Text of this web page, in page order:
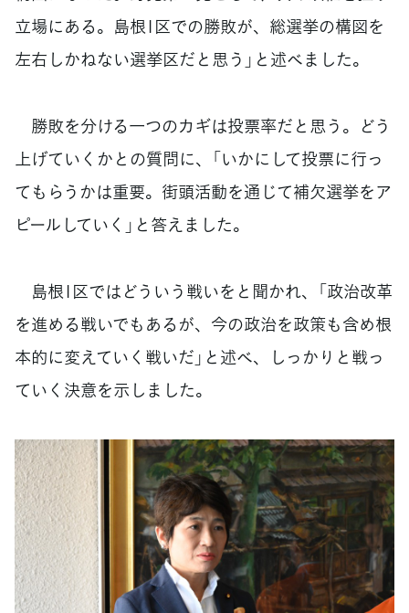
立場にある。島根1区での勝敗が、総選挙の構図を
左右しかねない選挙区だと思う」と述べました。
勝敗を分ける一つのカギは投票率だと思う。どう
上げていくかとの質問に、「いかにして投票に行っ
てもらうかは重要。街頭活動を通じて補欠選挙をア
ピールしていく」と答えました。
島根1区ではどういう戦いをと聞かれ、「政治改革
を進める戦いでもあるが、今の政治を政策も含め根
本的に変えていく戦いだ」と述べ、しっかりと戦っ
ていく決意を示しました。